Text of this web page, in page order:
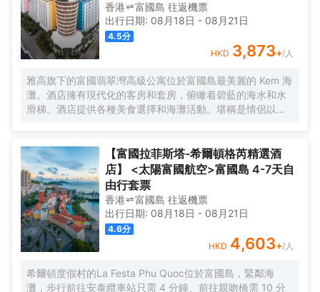
香港 富國島 往返機票
出行日期: 08月18日 - 08月21日
4.5分
HKD 3,873+/人
雅高旗下的富國翡翠灣高級公寓位於富國島最美麗的 Kem 海
灘。酒店擁有現代化的客房和套房，俯瞰着碧藍的海水和水
滑梯。酒店提供各種美食選擇和海灘活動。堪稱是情侶以及
【富國拉菲斯塔-希爾頓格芮精選酒
店】 <太陽富國航空>富國島 4-7天自
由行套票
香港 富國島 往返機票
出行日期: 08月18日 - 08月21日
4.6分
HKD 4,603+/人
希爾頓度假村的La Festa Phu Quoc位於富國島，緊鄰海
灘，步行前往安泰纜車站只需 4 分鐘、前往親吻橋需 10 分